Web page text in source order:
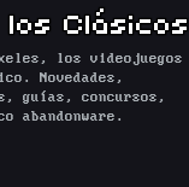
Clásicos
los videojuegos
Novedades,
guías, concursos,
abandonware.